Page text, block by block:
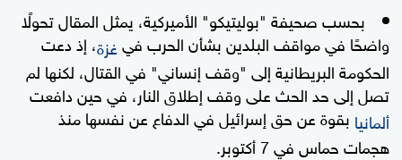
بحسب صحيفة "بوليتيكو" الأميركية، يمثل المقال تحولًا
واضحًا في مواقف البلدين بشأن الحرب فيغزة، إذ دعت
الحكومة البريطانية إلى "وقف إنساني" في القتال، لكنها لم
تصل إلى حد الحث على وقف إطلاق النار، في حين دافعت
ألمانيا بقوة عن حق إسرائيل في الدفاع عن نفسها منذ
هجمات حماس في 7 أكتوبر.